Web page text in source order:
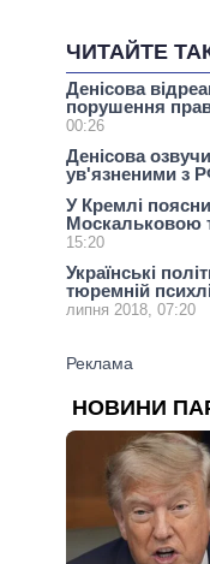
ЧИТАЙТЕ
Денісова
порушення
00:26
Денісова
ув'язненими з
У Кремлі
Москальковою
15:20
Українські
тюремній
липня 2018, 07:20